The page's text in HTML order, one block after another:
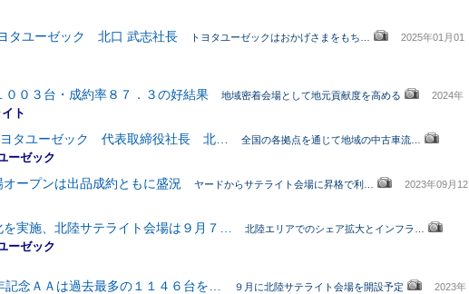
タユーゼック 北口 武志社長 トヨタユーゼックはおかげさまをもち… 2025年01月01
００３台・成約率８７．３の好結果 地域密着会場として地元貢献度を高める 2024年
ト
ヨタユーゼック 代表取締役社長 北…
全国の各拠点を通じて地域の中古車流…
ーゼック
ープンは出品成約ともに盛況 ヤードからサテライト会場に昇格で利… 2023年09月12
実施、北陸サテライト会場は９月７…
北陸エリアでのシェア拡大とインフラ…
ーゼック
念ＡＡは過去最多の１１４６台を… ９月に北陸サテライト会場を開設予定 2023年